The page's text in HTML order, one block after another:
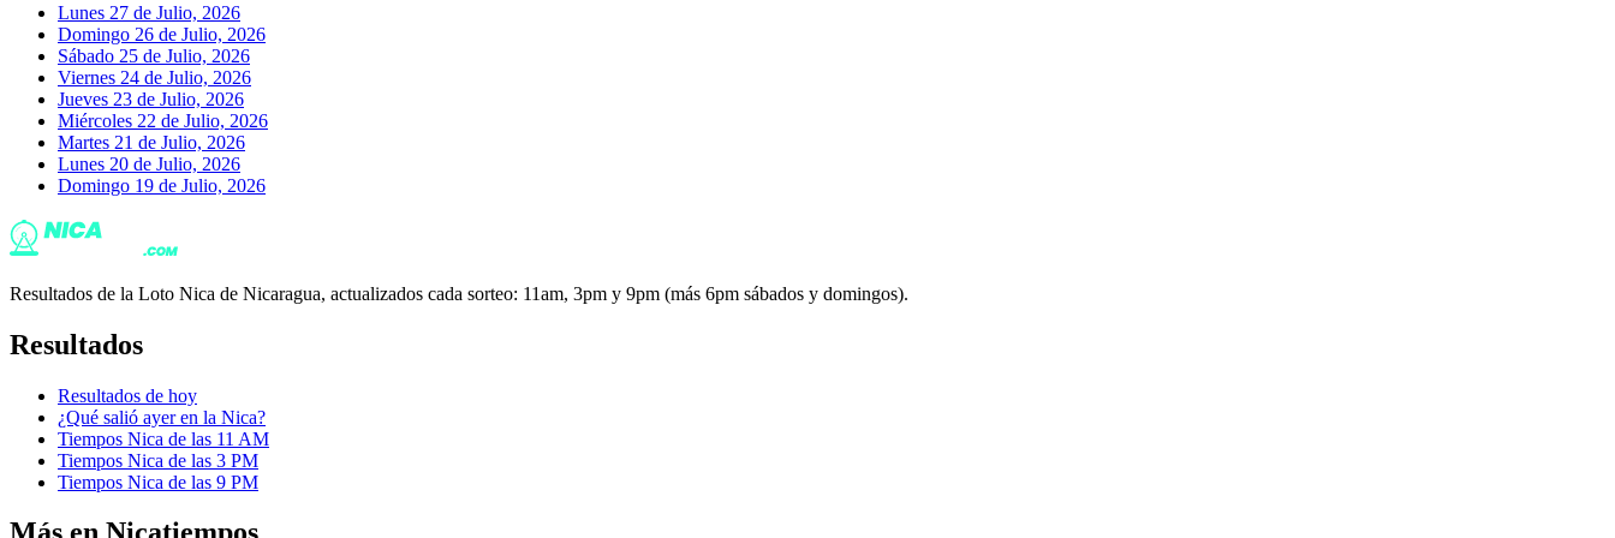
Lunes 27 de Julio, 2026
Domingo 26 de Julio, 2026
Sábado 25 de Julio, 2026
Viernes 24 de Julio, 2026
Jueves 23 de Julio, 2026
Miércoles 22 de Julio, 2026
Martes 21 de Julio, 2026
Lunes 20 de Julio, 2026
Domingo 19 de Julio, 2026
Resultados de la Loto Nica de Nicaragua, actualizados cada sorteo: 11am, 3pm y 9pm (más 6pm sábados y domingos).
Resultados
Resultados de hoy
¿Qué salió ayer en la Nica?
Tiempos Nica de las 11 AM
Tiempos Nica de las 3 PM
Tiempos Nica de las 9 PM